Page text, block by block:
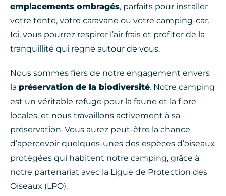
emplacements ombragés, parfaits pour installer
votre tente, votre caravane ou votre camping-car.
Ici, vous pourrez respirer l’air frais et profiter de la
tranquillité qui règne autour de vous.
Nous sommes fiers de notre engagement envers
la préservation de la biodiversité. Notre camping
est un véritable refuge pour la faune et la flore
locales, et nous travaillons activement à sa
préservation. Vous aurez peut-être la chance
d’apercevoir quelques-unes des espèces d’oiseaux
protégées qui habitent notre camping, grâce à
notre partenariat avec la Ligue de Protection des
Oiseaux (LPO).